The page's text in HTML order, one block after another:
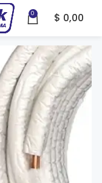
0 $ 0,00